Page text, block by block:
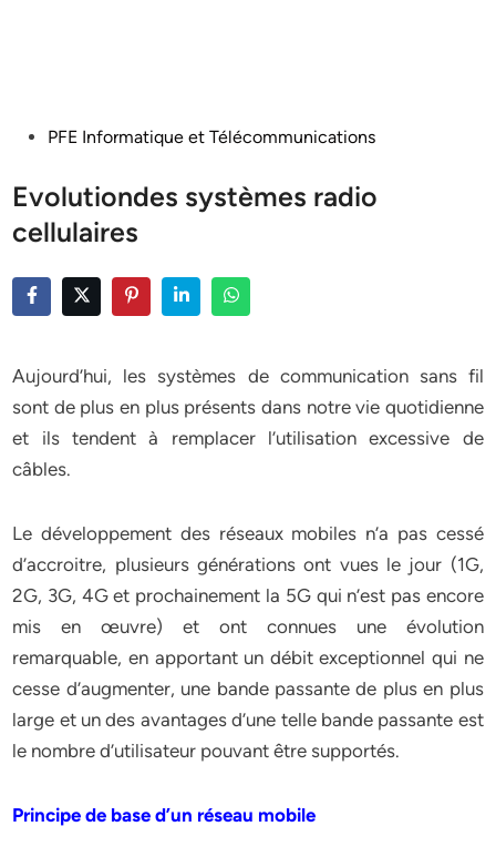
PostedPFE Informatique et Télécommunications
Evolutiondes systèmes radio
cellulaires
Aujourd’hui, les systèmes de communication sans fil
sont de plus en plus présents dans notre vie quotidienne
et ils tendent à remplacer l’utilisation excessive de
câbles.
Le développement des réseaux mobiles n’a pas cessé
d’accroitre, plusieurs générations ont vues le jour (1G,
2G, 3G, 4G et prochainement la 5G qui n’est pas encore
mis en œuvre) et ont connues une évolution
remarquable, en apportant un débit exceptionnel qui ne
cesse d’augmenter, une bande passante de plus en plus
large et un des avantages d’une telle bande passante est
le nombre d’utilisateur pouvant être supportés.
Principe de base d’un réseau mobile